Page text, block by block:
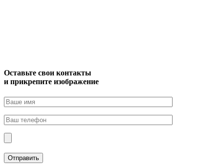
Оставьте свои контакты
и прикрепите изображение